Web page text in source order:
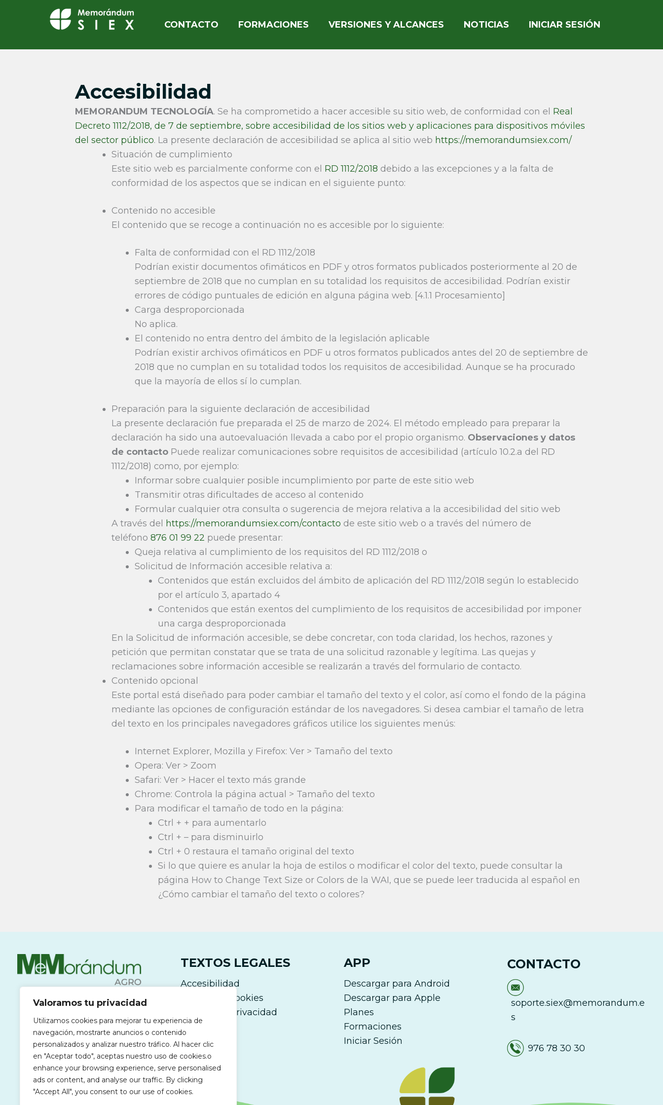
Valoramos tu privacidad
Utilizamos cookies para mejorar tu experiencia de
navegación, mostrarte anuncios o contenido
personalizados y analizar nuestro tráfico. Al hacer clic
en "Aceptar todo", aceptas nuestro uso de cookies.o
enhance your browsing experience, serve personalised
ads or content, and analyse our traffic. By clicking
"Accept All", you consent to our use of cookies.
CONTACTO FORMACIONES VERSIONES Y ALCANCES NOTICIAS INICIAR SESIÓN
Accesibilidad
MEMORANDUM TECNOLOGÍA. Se ha comprometido a hacer accesible su sitio web, de conformidad con el Real
Decreto 1112/2018, de 7 de septiembre, sobre accesibilidad de los sitios web y aplicaciones para dispositivos móviles
del sector público. La presente declaración de accesibilidad se aplica al sitio web https://memorandumsiex.com/
Situación de cumplimiento
Este sitio web es parcialmente conforme con el RD 1112/2018 debido a las excepciones y a la falta de
conformidad de los aspectos que se indican en el siguiente punto:
Contenido no accesible
El contenido que se recoge a continuación no es accesible por lo siguiente:
Falta de conformidad con el RD 1112/2018
Podrían existir documentos ofimáticos en PDF y otros formatos publicados posteriormente al 20 de
septiembre de 2018 que no cumplan en su totalidad los requisitos de accesibilidad. Podrían existir
errores de código puntuales de edición en alguna página web. [4.1.1 Procesamiento]
Carga desproporcionada
No aplica.
El contenido no entra dentro del ámbito de la legislación aplicable
Podrían existir archivos ofimáticos en PDF u otros formatos publicados antes del 20 de septiembre de
2018 que no cumplan en su totalidad todos los requisitos de accesibilidad. Aunque se ha procurado
que la mayoría de ellos sí lo cumplan.
Preparación para la siguiente declaración de accesibilidad
La presente declaración fue preparada el 25 de marzo de 2024. El método empleado para preparar la
declaración ha sido una autoevaluación llevada a cabo por el propio organismo. Observaciones y datos
de contacto Puede realizar comunicaciones sobre requisitos de accesibilidad (artículo 10.2.a del RD
1112/2018) como, por ejemplo:
Informar sobre cualquier posible incumplimiento por parte de este sitio web
Transmitir otras dificultades de acceso al contenido
Formular cualquier otra consulta o sugerencia de mejora relativa a la accesibilidad del sitio web
A través del
https://memorandumsiex.com/contacto de este sitio web o a través del número de
teléfono 876 01 99 22 puede presentar:
Queja relativa al cumplimiento de los requisitos del RD 1112/2018 o
Solicitud de Información accesible relativa a:
Contenidos que están excluidos del ámbito de aplicación del RD 1112/2018 según lo establecido
por el artículo 3, apartado 4
Contenidos que están exentos del cumplimiento de los requisitos de accesibilidad por imponer
una carga desproporcionada
En la Solicitud de información accesible, se debe concretar, con toda claridad, los hechos, razones y
petición que permitan constatar que se trata de una solicitud razonable y legítima. Las quejas y
reclamaciones sobre información accesible se realizarán a través del formulario de contacto.
Contenido opcional
Este portal está diseñado para poder cambiar el tamaño del texto y el color, así como el fondo de la página
mediante las opciones de configuración estándar de los navegadores. Si desea cambiar el tamaño de letra
del texto en los principales navegadores gráficos utilice los siguientes menús:
Internet Explorer, Mozilla y Firefox: Ver > Tamaño del texto
Opera: Ver > Zoom
Safari: Ver > Hacer el texto más grande
Chrome: Controla la página actual > Tamaño del texto
Para modificar el tamaño de todo en la página:
Ctrl + + para aumentarlo
Ctrl + – para disminuirlo
Ctrl + 0 restaura el tamaño original del texto
Si lo que quiere es anular la hoja de estilos o modificar el color del texto, puede consultar la
página How to Change Text Size or Colors de la WAI, que se puede leer traducida al español en
¿Cómo cambiar el tamaño del texto o colores?
TEXTOS LEGALES
Accesibilidad
Política de cookies
Política de Privacidad
Aviso Legal
APP
Descargar para Android
Descargar para Apple
Planes
Formaciones
Iniciar Sesión
CONTACTO
soporte.siex@memorandum.e
s
976 78 30 30